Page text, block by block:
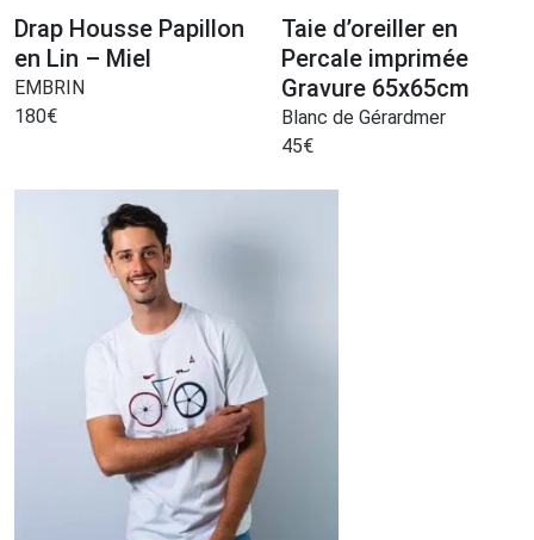
Drap Housse Papillon
en Lin – Miel
EMBRIN
180€
Taie d’oreiller en
Percale imprimée
Gravure 65x65cm
Blanc de Gérardmer
45€